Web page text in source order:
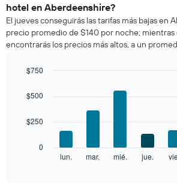
promedio
de
una
habitación
mes
gráfico
muestra
eje
hotel en Aberdeenshire?
El jueves conseguirás las tarifas más bajas en
precio promedio de $140 por noche;
encontrarás los precios más altos, a un
chart
with
bars.
lun. mar. mié. jue.
0
$250
$500
$750